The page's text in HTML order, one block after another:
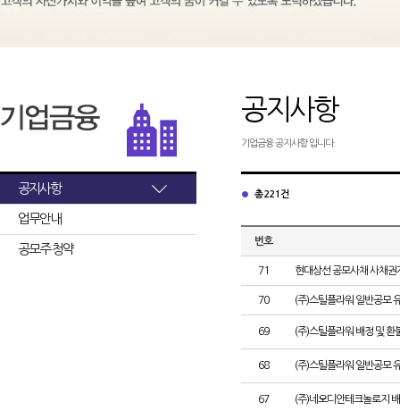
공지사항
업무안내
공모주 청약
공지사항
기업금융 공지사항 입니다.
총 221건
번호
71 현대상선 공모사채 사채권
70 (주)스틸플라워 일반공모
69 (주)스틸플라워 배정 및 환
68 (주)스틸플라워 일반공모
67 (주)네오디안테크놀로지